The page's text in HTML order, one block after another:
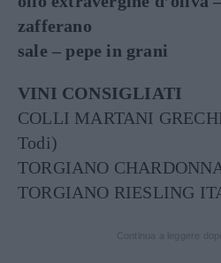
zafferano
sale – pepe in grani
VINI CONSIGLIATI
COLLI MARTANI
Todi)
TORGIANO
TORGIANO RIESLING